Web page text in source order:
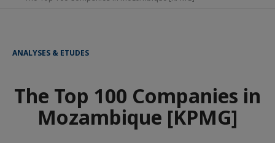
ANALYSES & ETUDES
The Top 100 Companies in
Mozambique [KPMG]